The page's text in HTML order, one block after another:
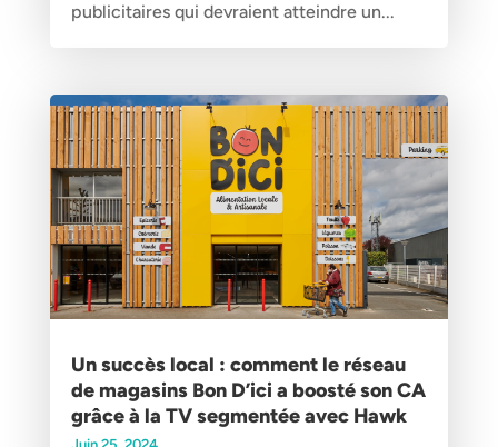
publicitaires qui devraient atteindre un...
Un succès local : comment le réseau
de magasins Bon D’ici a boosté son CA
grâce à la TV segmentée avec Hawk